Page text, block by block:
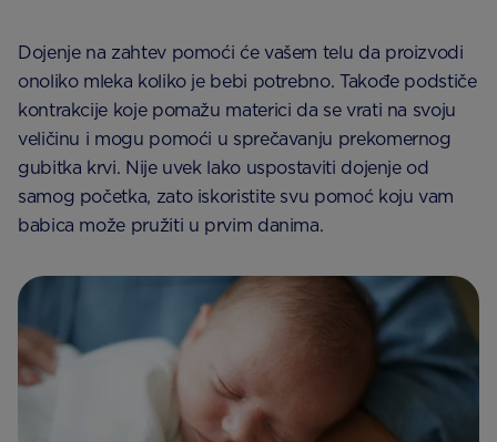
Dojenje na zahtev pomoći će vašem telu da proizvodi
onoliko mleka koliko je bebi potrebno. Takođe podstiče
kontrakcije koje pomažu materici da se vrati na svoju
veličinu i mogu pomoći u sprečavanju prekomernog
gubitka krvi. Nije uvek lako uspostaviti dojenje od
samog početka, zato iskoristite svu pomoć koju vam
babica može pružiti u prvim danima.